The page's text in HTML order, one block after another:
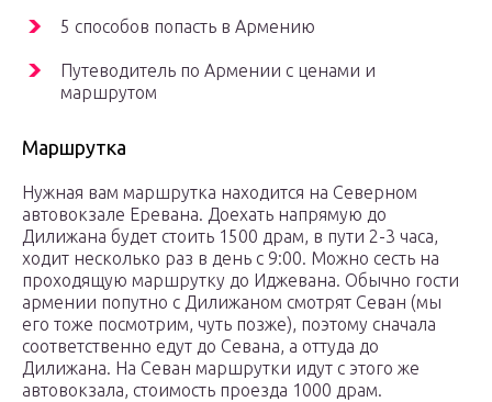
5 способов попасть в Армению
Путеводитель по Армении с ценами и
маршрутом
Маршрутка
Нужная вам маршрутка находится на Северном
автовокзале Еревана. Доехать напрямую до
Дилижана будет стоить 1500 драм, в пути 2-3 часа,
ходит несколько раз в день с 9:00. Можно сесть на
проходящую маршрутку до Иджевана. Обычно гости
армении попутно с Дилижаном смотрят Севан (мы
его тоже посмотрим, чуть позже), поэтому сначала
соответственно едут до Севана, а оттуда до
Дилижана. На Севан маршрутки идут с этого же
автовокзала, стоимость проезда 1000 драм.